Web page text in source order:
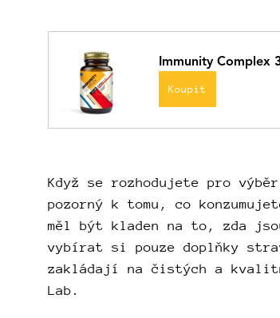
Immunity Complex
Koupit
Když se rozhodujete pro
pozorný k tomu, co
měl být kladen na to, zda
vybírat si pouze doplňky
zakládají na čistých a
Lab.